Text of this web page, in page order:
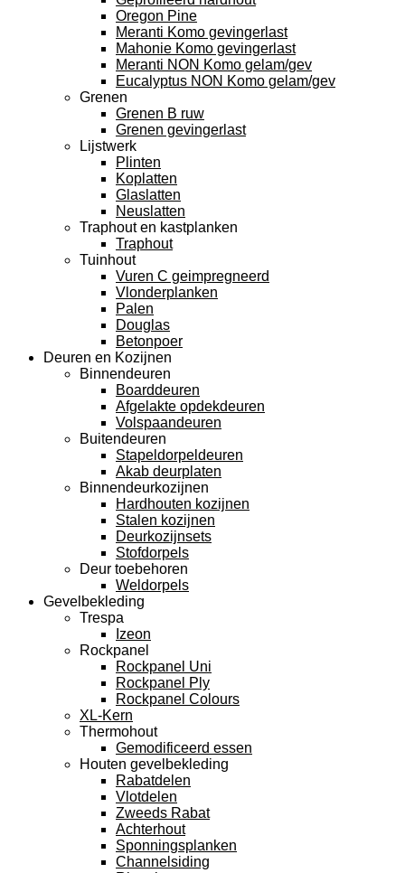
Oregon Pine
Meranti Komo gevingerlast
Mahonie Komo gevingerlast
Meranti NON Komo gelam/gev
Eucalyptus NON Komo gelam/gev
Grenen
Grenen B ruw
Grenen gevingerlast
Lijstwerk
Plinten
Koplatten
Glaslatten
Neuslatten
Traphout en kastplanken
Traphout
Tuinhout
Vuren C geimpregneerd
Vlonderplanken
Palen
Douglas
Betonpoer
Deuren en Kozijnen
Binnendeuren
Boarddeuren
Afgelakte opdekdeuren
Volspaandeuren
Buitendeuren
Stapeldorpeldeuren
Akab deurplaten
Binnendeurkozijnen
Hardhouten kozijnen
Stalen kozijnen
Deurkozijnsets
Stofdorpels
Deur toebehoren
Weldorpels
Gevelbekleding
Trespa
Izeon
Rockpanel
Rockpanel Uni
Rockpanel Ply
Rockpanel Colours
XL-Kern
Thermohout
Gemodificeerd essen
Houten gevelbekleding
Rabatdelen
Vlotdelen
Zweeds Rabat
Achterhout
Sponningsplanken
Channelsiding